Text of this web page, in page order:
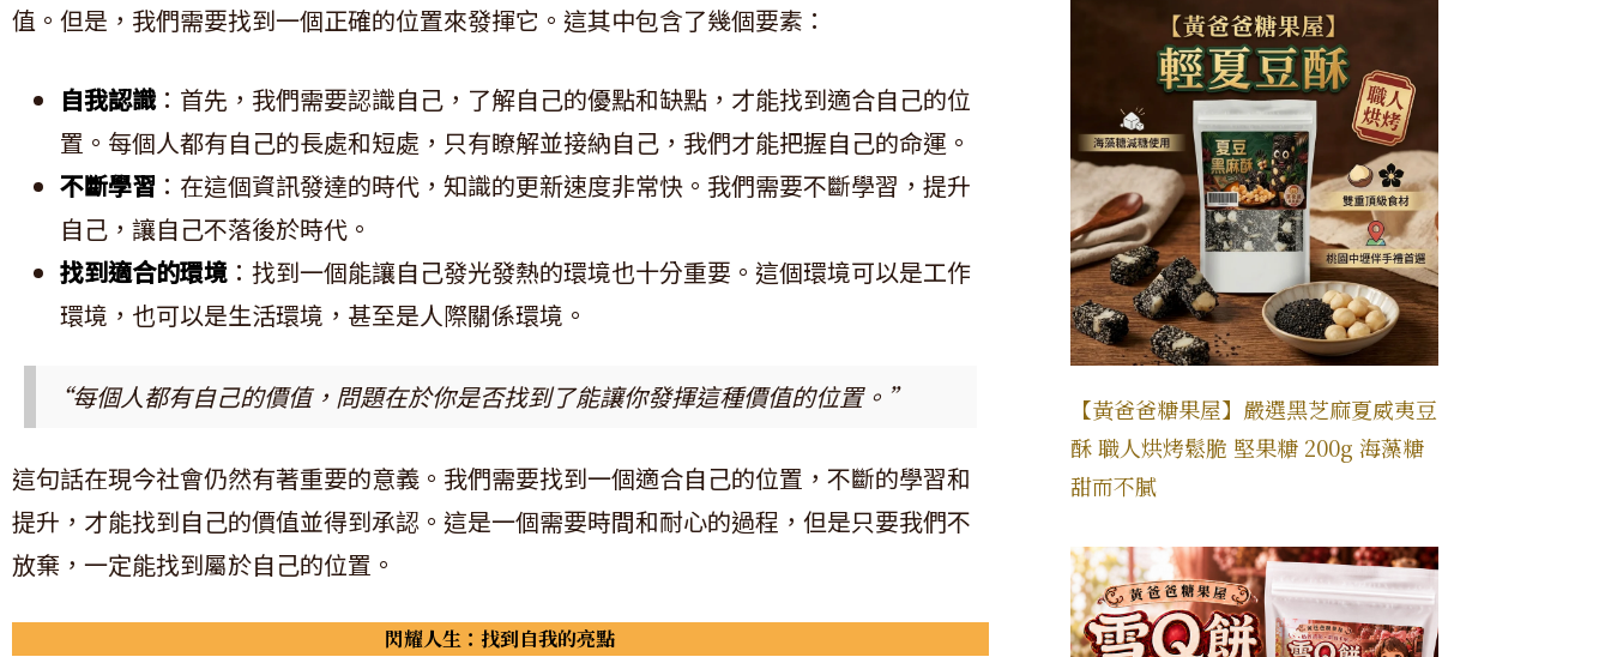
值。但是，我們需要找到一個正確的位置來發揮它。這其中包含了幾個要素：
自我認識：首先，我們需要認識自己，了解自己的優點和缺點，才能找到適合自己的位
置。每個人都有自己的長處和短處，只有瞭解並接納自己，我們才能把握自己的命運。
不斷學習 ：在這個資訊發達的時代，知識的更新速度非常快。我們需要不斷學習，提升
自己，讓自己不落後於時代。
找到適合的環境 ：找到一個能讓自己發光發熱的環境也十分重要。這個環境可以是工作
環境，也可以是生活環境，甚至是人際關係環境。
“每個人都有自己的價值，問題在於你是否找到了能讓你發揮這種價值的位置。”
這句話在現今社會仍然有著重要的意義。我們需要找到一個適合自己的位置，不斷的學習和
提升，才能找到自己的價值並得到承認。這是一個需要時間和耐心的過程，但是只要我們不
放棄，一定能找到屬於自己的位置。
閃耀人生：找到自我的亮點
【黃爸爸糖果屋】嚴選黑芝麻夏威夷豆
酥 職人烘烤鬆脆 堅果糖 200g 海藻糖
甜而不膩